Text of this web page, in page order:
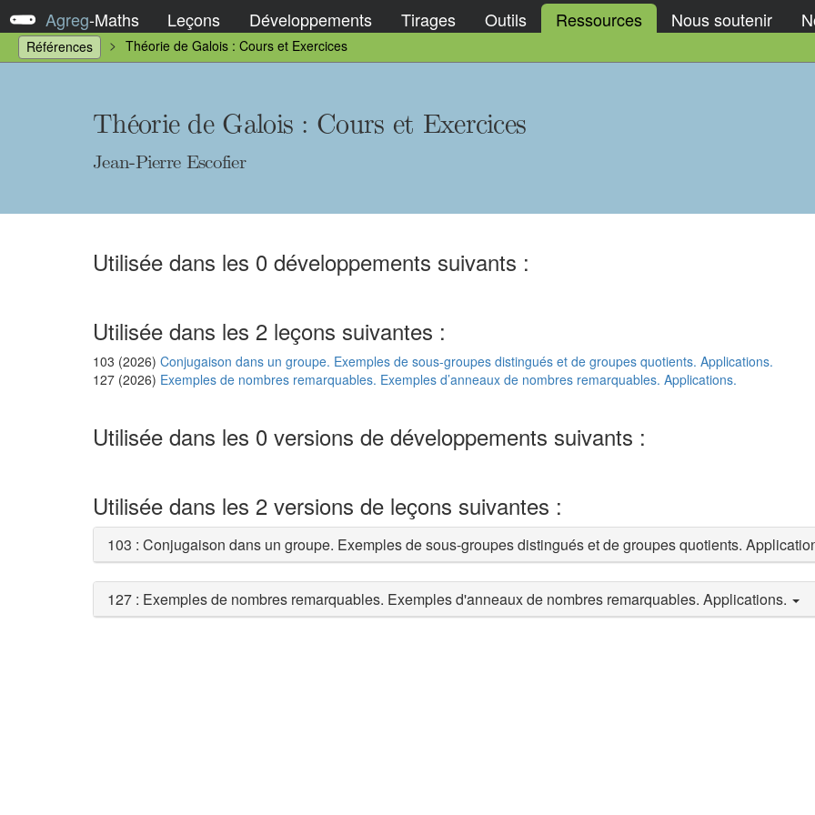
Agreg-Maths Leçons Développements Tirages Outils Ressources Nous soutenir
Références Théorie de Galois : Cours et Exercices
Théorie de Galois : Cours et Exercices
Jean-Pierre Escofier
Utilisée dans les 0 développements suivants :
Utilisée dans les 2 leçons suivantes :
103 (2026) Conjugaison dans un groupe. Exemples de sous-groupes distingués et de groupes quotients. Applications.
127 (2026) Exemples de nombres remarquables. Exemples d’anneaux de nombres remarquables. Applications.
Utilisée dans les 0 versions de développements suivants :
Utilisée dans les 2 versions de leçons suivantes :
103 : Conjugaison dans un groupe. Exemples de sous-groupes distingués et de groupes quotients.
127 : Exemples de nombres remarquables. Exemples d'anneaux de nombres remarquables. Applications.